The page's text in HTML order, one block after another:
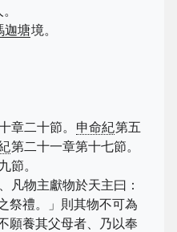
迦塘境。
章二十節。 申命紀第五
第二十一章第十七節。
節。
凡物主獻物於天主曰：
祭禮。」則其物不可為
願養其父母者、乃以奉